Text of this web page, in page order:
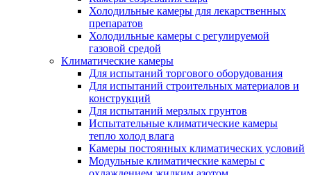
Холодильные камеры для лекарственных
препаратов
Холодильные камеры с регулируемой
газовой средой
Климатические камеры
Для испытаний торгового оборудования
Для испытаний строительных материалов и
конструкций
Для испытаний мерзлых грунтов
Испытательные климатические камеры
тепло холод влага
Камеры постоянных климатических условий
Модульные климатические камеры с